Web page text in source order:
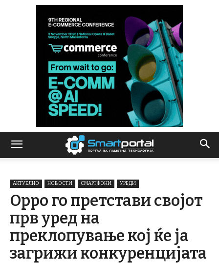
АКТУЕЛНО НОВОСТИ СМАРТФОНИ УРЕДИ
Oppo го претстави својот
прв уред на
преклопување кој ќе ја
загрижи конкуренцијата